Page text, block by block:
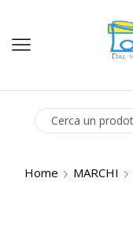
Home MARCHI